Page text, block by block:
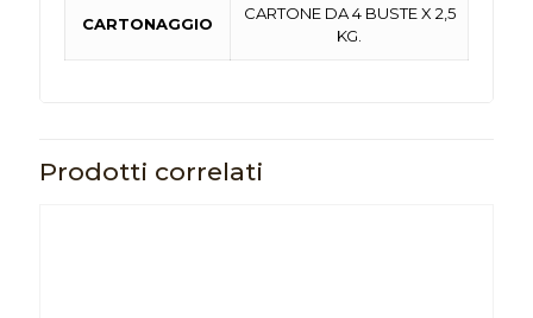
CARTONAGGIO
CARTONE DA 4 BUSTE X 2,5
KG.
Prodotti correlati